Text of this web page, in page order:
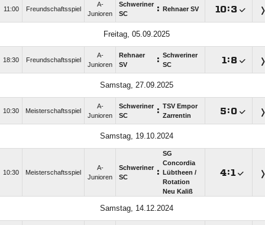
11:00 Freundschaftsspiel
A-
Junioren
Schweriner
SC
: Rehnaer SV :
Freitag, 05.09.2025
18:30 Freundschaftsspiel
A-
Junioren
Rehnaer
SV
: Schweriner
SC
:
Samstag, 27.09.2025
10:30 Meisterschaftsspiel
A-
Junioren
Schweriner
SC
: TSV Empor
Zarrentin
:
Samstag, 19.10.2024
10:30 Meisterschaftsspiel
A-
Junioren
Schweriner
SC
:
SG
Concordia
Lübtheen /​
Rotation
Neu Kaliß
:
Samstag, 14.12.2024